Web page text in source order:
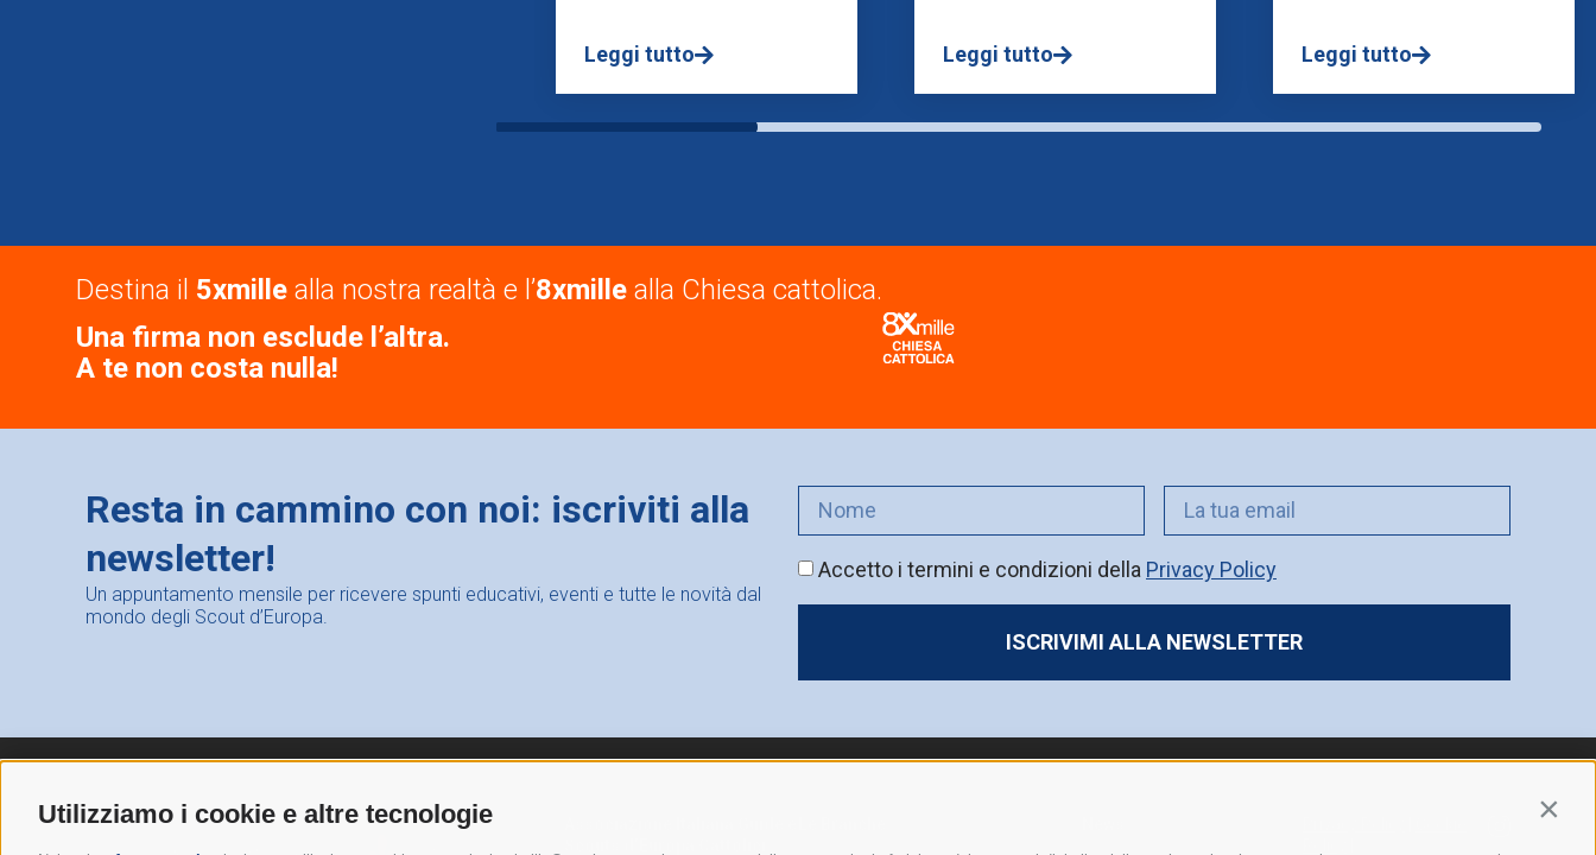
Utilizziamo i cookie e altre tecnologie
Leggi tutto Leggi tutto Leggi tutto
Destina il 5xmille alla nostra realtà e l’8xmille alla Chiesa cattolica.
Una firma non esclude l’altra.
A te non costa nulla!
Resta in cammino con noi: iscriviti alla
newsletter!
Un appuntamento mensile per ricevere spunti educativi, eventi e tutte le novità dal
mondo degli Scout d’Europa.
Accetto i termini e condizioni della Privacy Policy
ISCRIVIMI ALLA NEWSLETTER